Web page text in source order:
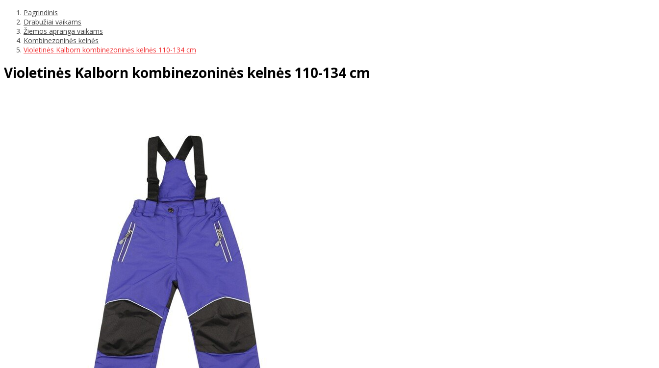
Pagrindinis
Drabužiai vaikams
Žiemos apranga vaikams
Kombinezoninės kelnės
Violetinės Kalborn kombinezoninės kelnės 110-134 cm
Violetinės Kalborn kombinezoninės kelnės 110-134 cm